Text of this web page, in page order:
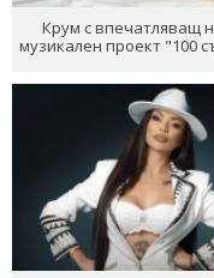
Крум с впечатляващ
музикален проект "100